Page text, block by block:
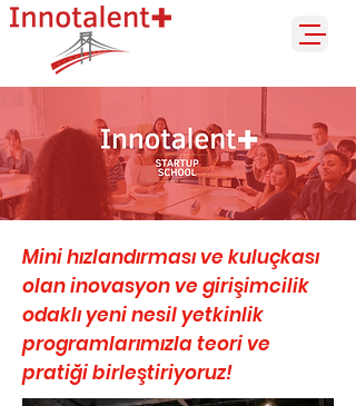
Mini hızlandırması ve kuluçkası
olan inovasyon ve girişimcilik
odaklı yeni nesil yetkinlik
programlarımızla teori ve
pratiği birleştiriyoruz!